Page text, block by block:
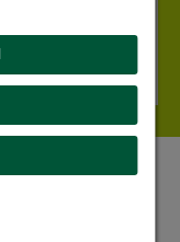
für die
Alle Meldungen